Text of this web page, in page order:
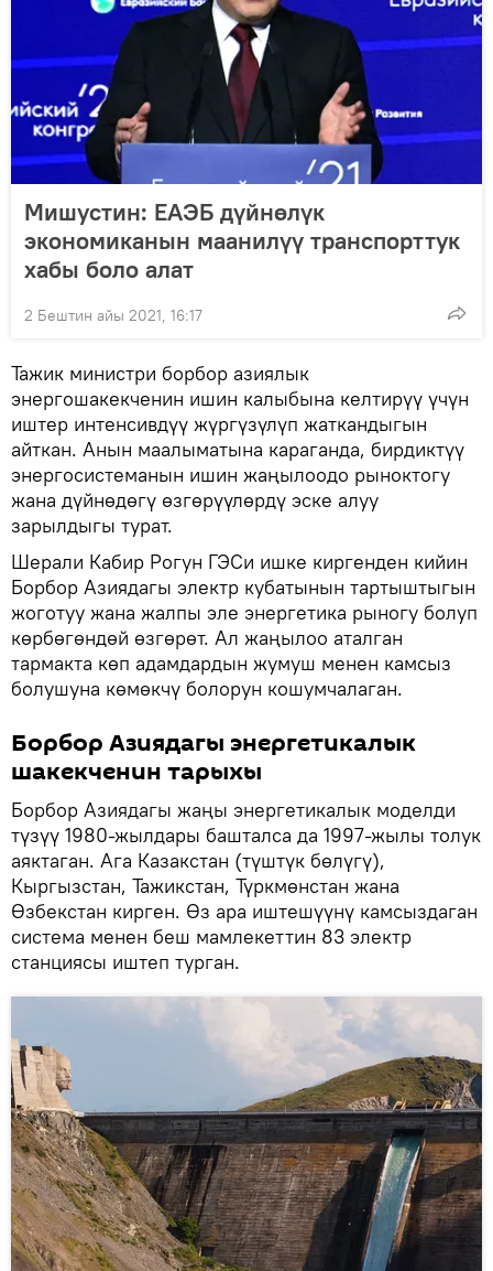
Мишустин: ЕАЭБ дүйнөлүк
экономиканын маанилүү транспорттук
хабы боло алат
2 Бештин айы 2021, 16:17
Тажик министри борбор азиялык
энергошакекченин ишин калыбына келтирүү үчүн
иштер интенсивдүү жүргүзүлүп жаткандыгын
айткан. Анын маалыматына караганда, бирдиктүү
энергосистеманын ишин жаңылоодо рыноктогу
жана дүйнөдөгү өзгөрүүлөрдү эске алуу
зарылдыгы турат.
Шерали Кабир Рогун ГЭСи ишке киргенден кийин
Борбор Азиядагы электр кубатынын тартыштыгын
жоготуу жана жалпы эле энергетика рыногу болуп
көрбөгөндөй өзгөрөт. Ал жаңылоо аталган
тармакта көп адамдардын жумуш менен камсыз
болушуна көмөкчү болорун кошумчалаган.
Борбор Азиядагы энергетикалык
шакекченин тарыхы
Борбор Азиядагы жаңы энергетикалык моделди
түзүү 1980-жылдары башталса да 1997-жылы толук
аяктаган. Ага Казакстан (түштүк бөлүгү),
Кыргызстан, Тажикстан, Түркмөнстан жана
Өзбекстан кирген. Өз ара иштешүүнү камсыздаган
система менен беш мамлекеттин 83 электр
станциясы иштеп турган.